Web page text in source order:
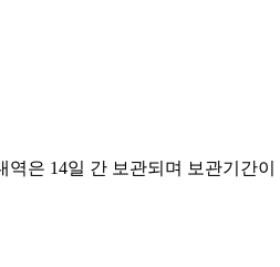
역은 14일 간 보관되며 보관기간